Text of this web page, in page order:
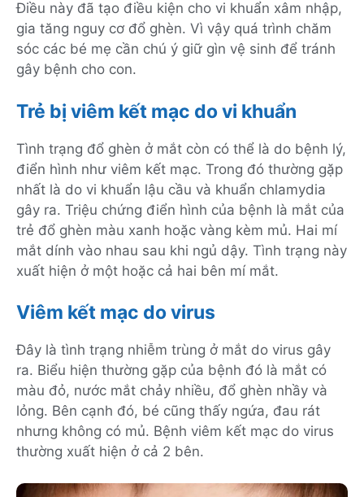
Điều này đã tạo điều kiện cho vi khuẩn xâm nhập,
gia tăng nguy cơ đổ ghèn. Vì vậy quá trình chăm
sóc các bé mẹ cần chú ý giữ gìn vệ sinh để tránh
gây bệnh cho con.
Trẻ bị viêm kết mạc do vi khuẩn
Tình trạng đổ ghèn ở mắt còn có thể là do bệnh lý,
điển hình như viêm kết mạc. Trong đó thường gặp
nhất là do vi khuẩn lậu cầu và khuẩn chlamydia
gây ra. Triệu chứng điển hình của bệnh là mắt của
trẻ đổ ghèn màu xanh hoặc vàng kèm mủ. Hai mí
mắt dính vào nhau sau khi ngủ dậy. Tình trạng này
xuất hiện ở một hoặc cả hai bên mí mắt.
Viêm kết mạc do virus
Đây là tình trạng nhiễm trùng ở mắt do virus gây
ra. Biểu hiện thường gặp của bệnh đó là mắt có
màu đỏ, nước mắt chảy nhiều, đổ ghèn nhầy và
lỏng. Bên cạnh đó, bé cũng thấy ngứa, đau rát
nhưng không có mủ. Bệnh viêm kết mạc do virus
thường xuất hiện ở cả 2 bên.